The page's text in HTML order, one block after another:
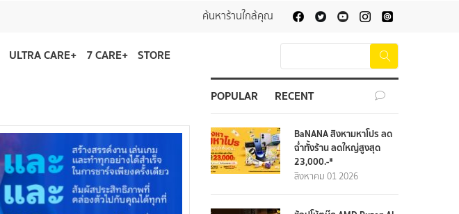
ค้นหาร้านใกล้คุณ
ULTRA CARE+ 7 CARE+ STORE
POPULAR RECENT
BaNANA สิงหามหาโปร ลด
ฉ่ำทั้งร้าน ลดใหญ่สูงสุด
23,000.-*
สิงหาคม 01 2026